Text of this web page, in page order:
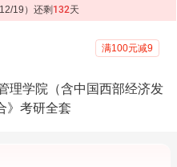
19）还剩 132天
满100元减9
理学院（含中国西部经济发
》考研全套